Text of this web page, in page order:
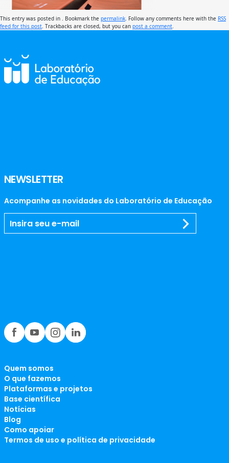
This entry was posted in . Bookmark the permalink . Follow any comments here with the RSS
feed for this post . Trackbacks are closed, but you can post a comment
NEWSLETTER
Acompanhe as novidades do Laboratório de Educação
Quem somos
O que fazemos
Plataformas e projetos
Base científica
Notícias
Blog
Como apoiar
Termos de uso e política de privacidade